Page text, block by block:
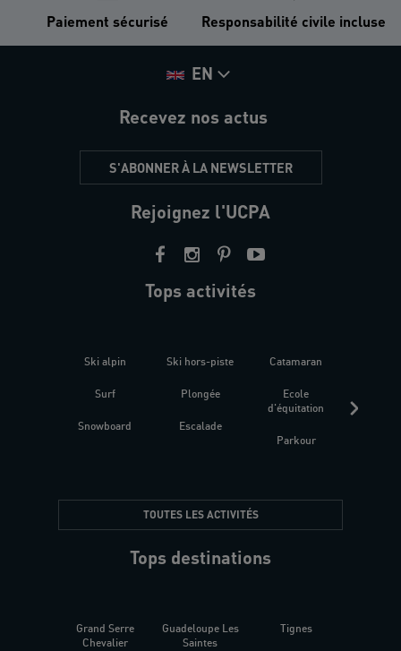
Paiement sécurisé Responsabilité civile incluse
EN
Recevez nos actus
S'ABONNER À LA NEWSLETTER
Rejoignez l'UCPA
Tops activités
Ski alpin
Surf
Snowboard
Ski hors-piste
Plongée
Escalade
Catamaran
Ecole
d'équitation
Parkour
TOUTES LES ACTIVITÉS
Tops destinations
Grand Serre
Chevalier
Guadeloupe Les
Saintes
Tignes